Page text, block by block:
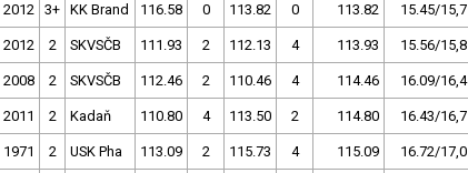
2012 3+ KK Brand 116.58 0 113.82 0 113.82 15.45/15,7
2012 2 SKVSČB 111.93 2 112.13 4 113.93 15.56/15,8
2008 2 SKVSČB 112.46 2 110.46 4 114.46 16.09/16,4
2011 2 Kadaň 110.80 4 113.50 2 114.80 16.43/16,7
1971 2 USK Pha 113.09 2 115.73 4 115.09 16.72/17,0